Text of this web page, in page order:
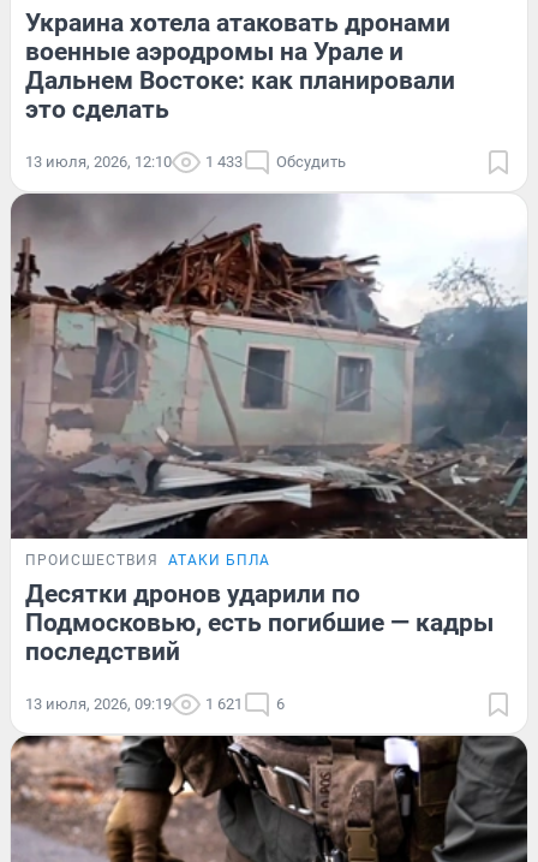
Украина хотела атаковать дронами
военные аэродромы на Урале и
Дальнем Востоке: как планировали
это сделать
13 июля, 2026, 12:10 1 433 Обсудить
ПРОИСШЕСТВИЯ АТАКИ БПЛА
Десятки дронов ударили по
Подмосковью, есть погибшие — кадры
последствий
13 июля, 2026, 09:19 1 621 6